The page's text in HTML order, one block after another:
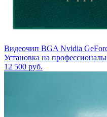
Видеочип BGA Nvidia
Установка на
12 500 руб.